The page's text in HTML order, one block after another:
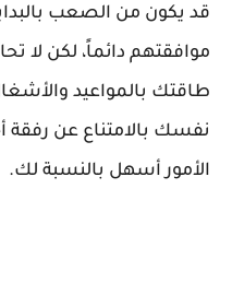
قد يكون من الصعب
موافقتهم دائماً، لكن
طاقتك بالمواعيد
نفسك بالامتناع عن
الأمور أسهل بالنسبة لك.